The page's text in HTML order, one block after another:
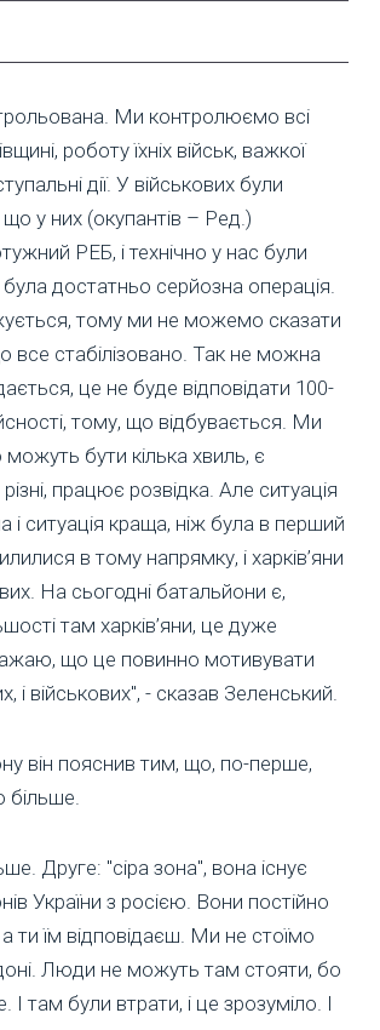
Ми контролюємо всі
роботу їхніх військ, важкої
дії. У військових були
у них (окупантів – Ред.)
РЕБ, і технічно у нас були
достатньо серйозна операція.
тому ми не можемо сказати
все стабілізовано. Так не можна
це не буде відповідати 100-
тому, що відбувається. Ми
бути кілька хвиль, є
працює розвідка. Але ситуація
і ситуація краща, ніж була в перший
в тому напрямку, і харків’яни
На сьогодні батальйони є,
там харків’яни, це дуже
що це повинно мотивувати
і військових", - сказав Зеленський.
він пояснив тим, що, по-перше,
більше.
Друге: "сіра зона", вона існує
України з росією. Вони постійно
ти їм відповідаєш. Ми не стоїмо
Люди не можуть там стояти, бо
там були втрати, і це зрозуміло. І